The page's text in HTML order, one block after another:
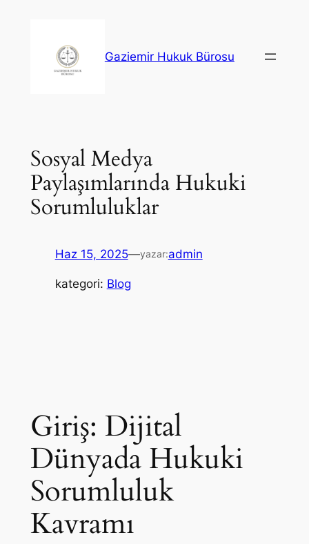
Gaziemir Hukuk Bürosu
Sosyal Medya
Paylaşımlarında Hukuki
Sorumluluklar
Haz 15, 2025—yazar:admin
kategori: Blog
Giriş: Dijital
Dünyada Hukuki
Sorumluluk
Kavramı